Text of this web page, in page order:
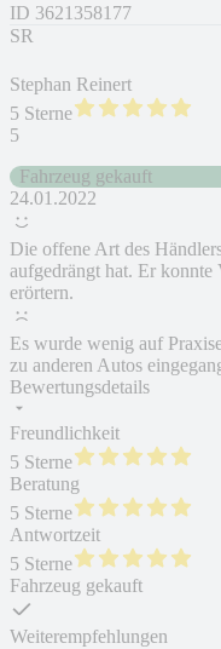
ID 3621358177
SR
Stephan Reinert
5 Sterne
5
Fahrzeug gekauft
24.01.2022
Die offene Art des
aufgedrängt hat. Er konnte
erörtern.
Es wurde wenig auf
zu anderen Autos
Bewertungsdetails
Freundlichkeit
5 Sterne
Beratung
5 Sterne
Antwortzeit
5 Sterne
Fahrzeug gekauft
Weiterempfehlungen